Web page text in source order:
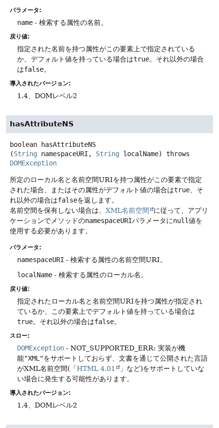
パラメータ:
name - 検索する属性の名前。
戻り値:
指定された名前を持つ属性がこの要素上で指定されている
か、デフォルト値を持っている場合はtrue。それ以外の場合
はfalse。
導入されたバージョン:
1.4、DOMレベル2
hasAttributeNS
boolean
hasAttributeNS
(String namespaceURI, String localName)
throws
DOMException
所定のローカル名と名前空間URIを持つ属性がこの要素で指定
された場合、またはその属性がデフォルト値の場合はtrue、そ
れ以外の場合はfalseを返します。
名前空間を保有しない場合は、 XML名前空間
に従って、アプリ
ケーションでメソッドのnamespaceURIパラメータにnull値を
使用する必要があります。
パラメータ:
namespaceURI - 検索する属性の名前空間URI。
localName - 検索する属性のローカル名。
戻り値:
指定されたローカル名と名前空間URIを持つ属性が指定され
ているか、この要素上でデフォルト値を持っている場合は
true。それ以外の場合はfalse。
スロー:
DOMException - NOT_SUPPORTED_ERR: 実装が機
能"XML"をサポートしておらず、文書を通じて公開された言語
がXML名前空間(「HTML 4.01
」など)をサポートしていな
い場合に発生する可能性があります。
導入されたバージョン:
1.4、DOMレベル2